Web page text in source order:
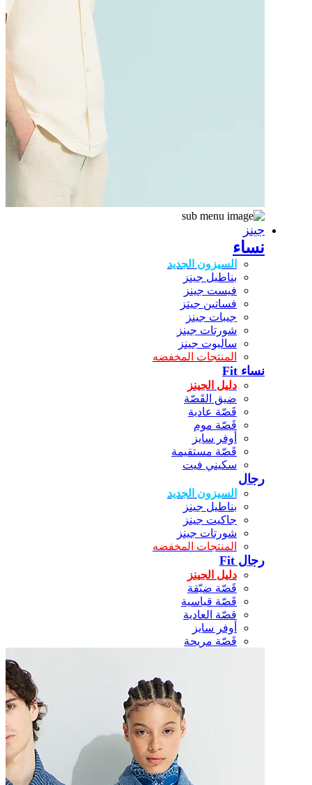
جينز
نساء
السيزون الجديد
بناطيل جينز
فيست جينز
فساتين جيتز
جيبات جينز
شورتات جينز
سالبوت جينز
المنتجات المخفضه
نساء Fit
دليل الجينز
ضيق القَصّة
قَصّة عادية
قَصّة موم
أوفر سايز
قَصّة مستقيمة
سكيني فيت
رجال
السيزون الجديد
بناطيل جينز
جاكيت جينز
شورتات جينز
المنتجات المخفضه
رجال Fit
دليل الجينز
قَصّة ضيّقة
قَصّة قياسية
قصّة العادية
أوفر سايز
قَصّة مريحة